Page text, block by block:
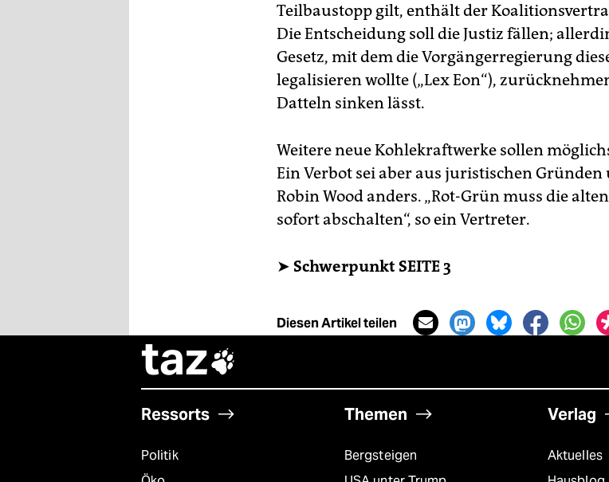
Teilbaustopp gilt, enthält der
Die Entscheidung soll die Justiz fällen;
Gesetz, mit dem die Vorgängerregierung
legalisieren wollte („Lex Eon“),
Datteln sinken lässt.
Weitere neue Kohlekraftwerke sollen
Ein Verbot sei aber aus juristischen
Robin Wood anders. „Rot-Grün muss die
sofort abschalten“, so ein Vertreter.
➤ Schwerpunkt SEITE 3
Diesen Artikel teilen
taz
Ressorts
Politik
Themen
Bergsteigen
Verlag
Aktuelles